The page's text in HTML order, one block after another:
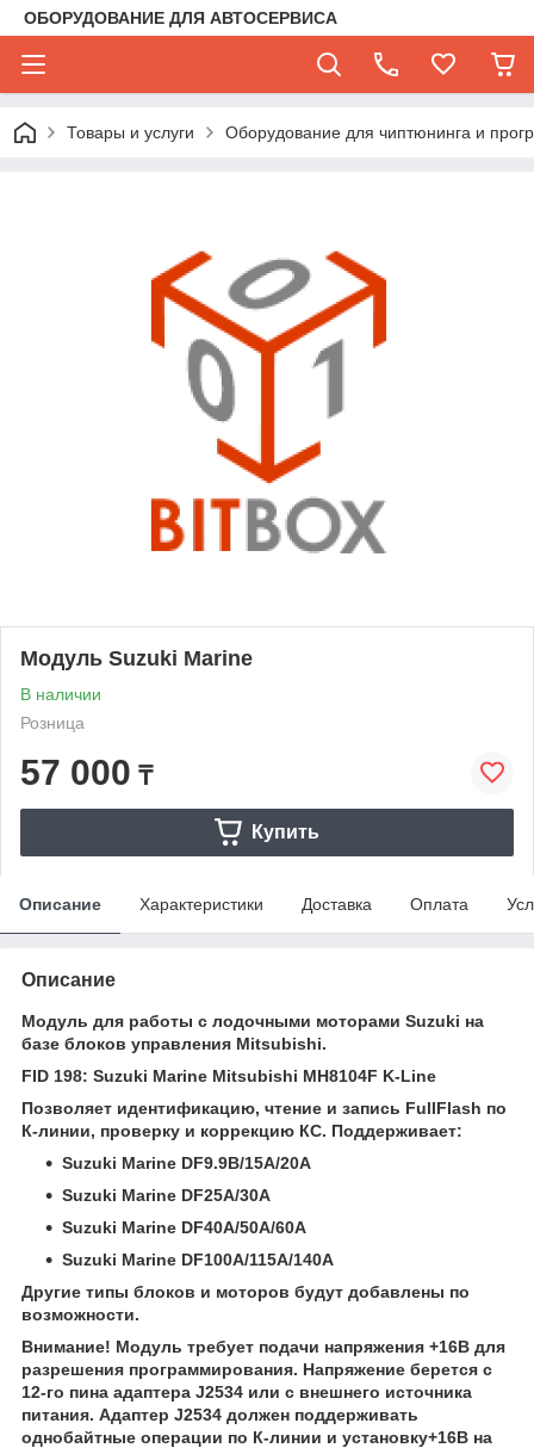
ОБОРУДОВАНИЕ ДЛЯ АВТОСЕРВИСА
Товары и услуги Оборудование для чиптюнинга и
Модуль Suzuki Marine
В наличии
Розница
57 000 ₸
Купить
Описание Характеристики Доставка Оплата
Описание
Модуль для работы с лодочными моторами Suzuki на
базе блоков управления Mitsubishi.
FID 198: Suzuki Marine Mitsubishi MH8104F K-Line
Позволяет идентификацию, чтение и запись FullFlash по
К-линии, проверку и коррекцию КС. Поддерживает:
Suzuki Marine DF9.9B/15A/20A
Suzuki Marine DF25A/30A
Suzuki Marine DF40A/50A/60A
Suzuki Marine DF100A/115A/140A
Другие типы блоков и моторов будут добавлены по
возможности.
Внимание! Модуль требует подачи напряжения +16В для
разрешения программирования. Напряжение берется с
12-го пина адаптера J2534 или с внешнего источника
питания. Адаптер J2534 должен поддерживать
однобайтные операции по К-линии и установку+16В на